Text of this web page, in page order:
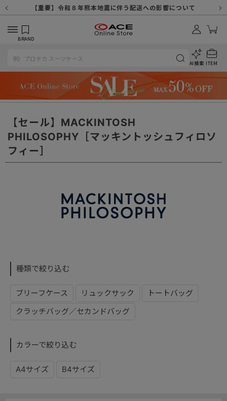
【重要】令和８年熊本地震に伴う配送への影響について
【重要】納品書・領収書ペーパーレス化（電子化）のお知らせ
【重要】天候不良や交通状況・物量増等に伴う配送への影響について
【重要】悪質な詐欺サイトにご注意ください
【重要】各種メールが届かない場合に関しまして
【重要】お問い合わせのご対応に関しまして
【重要】SNSのなりすまし詐欺にご注意ください
BRAND
AI検索 ITEM
【セール】MACKINTOSH
PHILOSOPHY［マッキントッシュフィロソ
フィー］
種類で絞り込む
ブリーフケース リュックサック
トートバッグ
クラッチバッグ／セカンドバッグ
カラーで絞り込む
A4サイズ B4サイズ